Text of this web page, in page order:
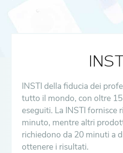
INSTI della fiducia dei
tutto il mondo, con oltre
eseguiti. La INSTI fornisce
minuto, mentre altri
richiedono da 20 minuti a
ottenere i risultati.